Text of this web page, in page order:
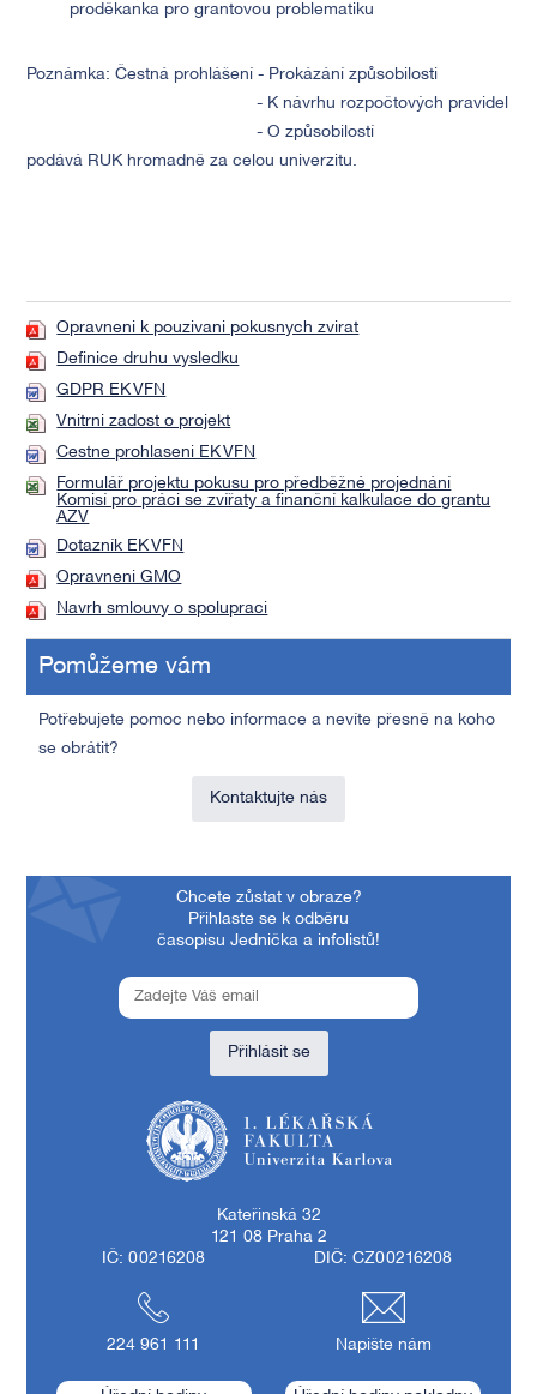
proděkanka pro grantovou problematiku
Poznámka: Čestná prohlášení - Prokázání způsobilosti
- K návrhu rozpočtových pravidel
- O způsobilostí
podává RUK hromadně za celou univerzitu.
Opravneni k pouzivani pokusnych zvirat
Definice druhu vysledku
GDPR EK VFN
Vnitrni zadost o projekt
Cestne prohlaseni EK VFN
Formulář projektu pokusu pro předběžné projednání
Komisí pro práci se zvířaty a finanční kalkulace do grantu
AZV
Dotazník EK VFN
Opravneni GMO
Navrh smlouvy o spolupraci
Pomůžeme vám
Potřebujete pomoc nebo informace a nevíte přesně na koho
se obrátit?
Kontaktujte nás
Chcete zůstat v obraze?
Přihlaste se k odběru
časopisu Jednička a infolistů!
Přihlásit se
Kateřinská 32
121 08 Praha 2
IČ: 00216208
DIČ: CZ00216208
224 961 111 Napište nám